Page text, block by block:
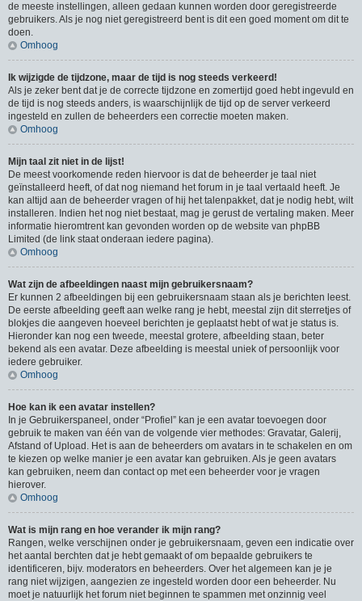
de meeste instellingen, alleen gedaan kunnen worden door geregistreerde
gebruikers. Als je nog niet geregistreerd bent is dit een goed moment om dit te
doen.
Omhoog
Ik wijzigde de tijdzone, maar de tijd is nog steeds verkeerd!
Als je zeker bent dat je de correcte tijdzone en zomertijd goed hebt ingevuld en
de tijd is nog steeds anders, is waarschijnlijk de tijd op de server verkeerd
ingesteld en zullen de beheerders een correctie moeten maken.
Omhoog
Mijn taal zit niet in de lijst!
De meest voorkomende reden hiervoor is dat de beheerder je taal niet
geïnstalleerd heeft, of dat nog niemand het forum in je taal vertaald heeft. Je
kan altijd aan de beheerder vragen of hij het talenpakket, dat je nodig hebt, wilt
installeren. Indien het nog niet bestaat, mag je gerust de vertaling maken. Meer
informatie hieromtrent kan gevonden worden op de website van phpBB
Limited (de link staat onderaan iedere pagina).
Omhoog
Wat zijn de afbeeldingen naast mijn gebruikersnaam?
Er kunnen 2 afbeeldingen bij een gebruikersnaam staan als je berichten leest.
De eerste afbeelding geeft aan welke rang je hebt, meestal zijn dit sterretjes of
blokjes die aangeven hoeveel berichten je geplaatst hebt of wat je status is.
Hieronder kan nog een tweede, meestal grotere, afbeelding staan, beter
bekend als een avatar. Deze afbeelding is meestal uniek of persoonlijk voor
iedere gebruiker.
Omhoog
Hoe kan ik een avatar instellen?
In je Gebruikerspaneel, onder “Profiel” kan je een avatar toevoegen door
gebruik te maken van één van de volgende vier methodes: Gravatar, Galerij,
Afstand of Upload. Het is aan de beheerders om avatars in te schakelen en om
te kiezen op welke manier je een avatar kan gebruiken. Als je geen avatars
kan gebruiken, neem dan contact op met een beheerder voor je vragen
hierover.
Omhoog
Wat is mijn rang en hoe verander ik mijn rang?
Rangen, welke verschijnen onder je gebruikersnaam, geven een indicatie over
het aantal berchten dat je hebt gemaakt of om bepaalde gebruikers te
identificeren, bijv. moderators en beheerders. Over het algemeen kan je je
rang niet wijzigen, aangezien ze ingesteld worden door een beheerder. Nu
moet je natuurlijk het forum niet beginnen te spammen met onzinnig veel